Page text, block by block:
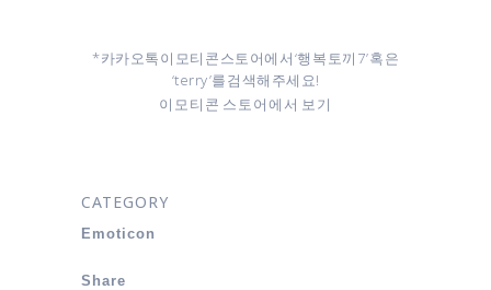
* 카카오톡 이모티콘 스토어에서 ‘행복 토끼 7’ 혹은
‘terry’를 검색해주세요!
이모티콘 스토어에서 보기
CATEGORY
Emoticon
Share